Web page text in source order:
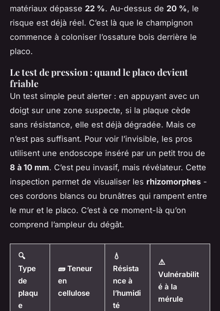
matériaux dépasse 22 %. Au-dessus de 20 %, le
risque est déjà réel. C’est là que le champignon
commence à coloniser l’ossature bois derrière le
placo.
Le test de pression : quand le placo devient
friable
Un test simple peut alerter : en appuyant avec un
doigt sur une zone suspecte, si la plaque cède
sans résistance, elle est déjà dégradée. Mais ce
n’est pas suffisant. Pour voir l’invisible, les pros
utilisent une endoscope inséré par un petit trou de
8 à 10 mm. C’est peu invasif, mais révélateur. Cette
inspection permet de visualiser les rhizomorphes -
ces cordons blancs ou brunâtres qui rampent entre
le mur et le placo. C’est à ce moment-là qu’on
comprend l’ampleur du dégât.
🔍
Type
de
plaqu
e
🧱 Teneur
en
cellulose
💧
Résista
nce à
l’humidi
té
⚠️
Vulnérabilit
é à la
mérule